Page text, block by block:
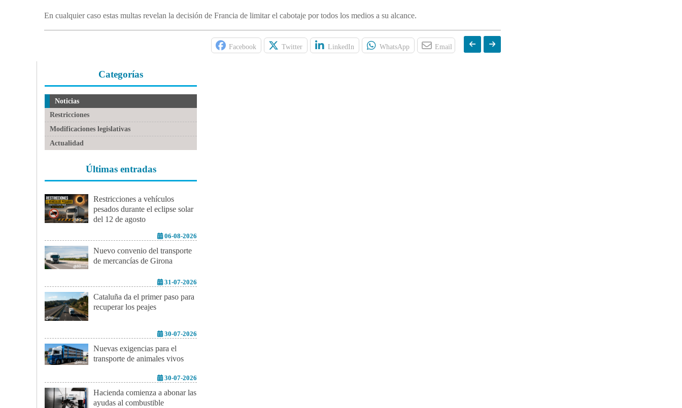
En cualquier caso estas multas revelan la decisión de Francia de limitar el cabotaje por todos los medios a su alcance.
Facebook Twitter LinkedIn WhatsApp Email
Categorías
Noticias
Restricciones
Modificaciones legislativas
Actualidad
Últimas entradas
Restricciones a vehículos
pesados durante el eclipse solar
del 12 de agosto
06-08-2026
Nuevo convenio del transporte
de mercancías de Girona
31-07-2026
Cataluña da el primer paso para
recuperar los peajes
30-07-2026
Nuevas exigencias para el
transporte de animales vivos
30-07-2026
Hacienda comienza a abonar las
ayudas al combustible